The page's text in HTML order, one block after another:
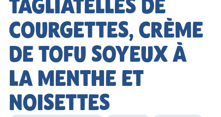
TAGLIATELLES DE
COURGETTES, CRÈME
DE TOFU SOYEUX À
LA MENTHE ET
NOISETTES